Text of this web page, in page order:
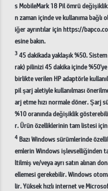
s MobileMark 18 Pil ömrü
n zaman içinde ve kullanıma bağlı
iğer ayrıntılar için https://
esine bakın.
345 dakikada yaklaşık %50.
rak) pilinizi 45 dakika içinde
birlikte verilen HP adaptörle
pil şarj aletiyle kullanılması
arj etme hızı normale döner. Şarj
%10 oranında değişiklik
r. Ürün özelliklerinin tam listesi
4 Bazı Windows sürümlerinde
emlerin Windows işlevselliğinden
ltilmiş ve/veya ayrı satın alınan
ellemesi gerekebilir. Windows
lir. Yüksek hızlı internet ve